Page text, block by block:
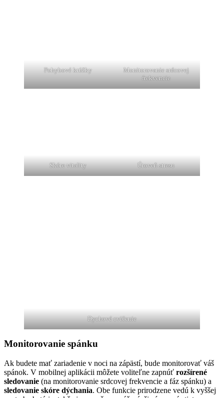
Pohybové krúžky
Monitorovanie srdcovej
frekvencie
Skóre vitality Úroveň stresu
Dychové cvičenie
Monitorovanie spánku
Ak budete mať zariadenie v noci na zápästí, bude monitorovať váš
spánok. V mobilnej aplikácii môžete voliteľne zapnúť rozšírené
sledovanie (na monitorovanie srdcovej frekvencie a fáz spánku) a
sledovanie skóre dýchania. Obe funkcie prirodzene vedú k vyššej